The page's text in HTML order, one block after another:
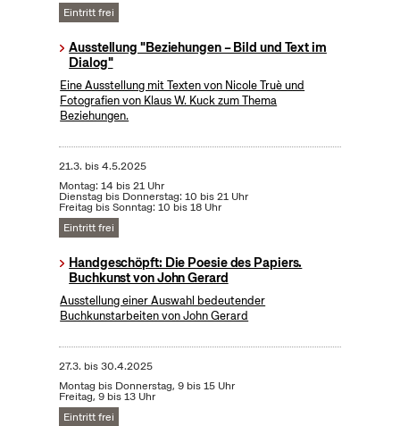
Eintritt frei
Ausstellung "Beziehungen – Bild und Text im
Dialog"
Eine Ausstellung mit Texten von Nicole Truè und
Fotografien von Klaus W. Kuck zum Thema
Beziehungen.
21.3. bis4.5.2025
Montag: 14 bis 21 Uhr
Dienstag bis Donnerstag: 10 bis 21 Uhr
Freitag bis Sonntag: 10 bis 18 Uhr
Eintritt frei
Handgeschöpft: Die Poesie des Papiers.
Buchkunst von John Gerard
Ausstellung einer Auswahl bedeutender
Buchkunstarbeiten von John Gerard
27.3. bis30.4.2025
Montag bis Donnerstag, 9 bis 15 Uhr
Freitag, 9 bis 13 Uhr
Eintritt frei